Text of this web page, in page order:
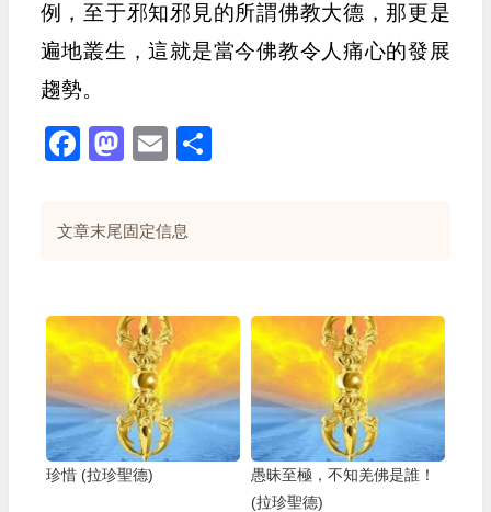
例，至于邪知邪見的所謂佛教大德，那更是
遍地叢生，這就是當今佛教令人痛心的發展
趨勢。
Facebook
Mastodon
Email
文章末尾固定信息
珍惜 (拉珍聖德)
愚昧至極，不知羌佛是誰！
(拉珍聖德)